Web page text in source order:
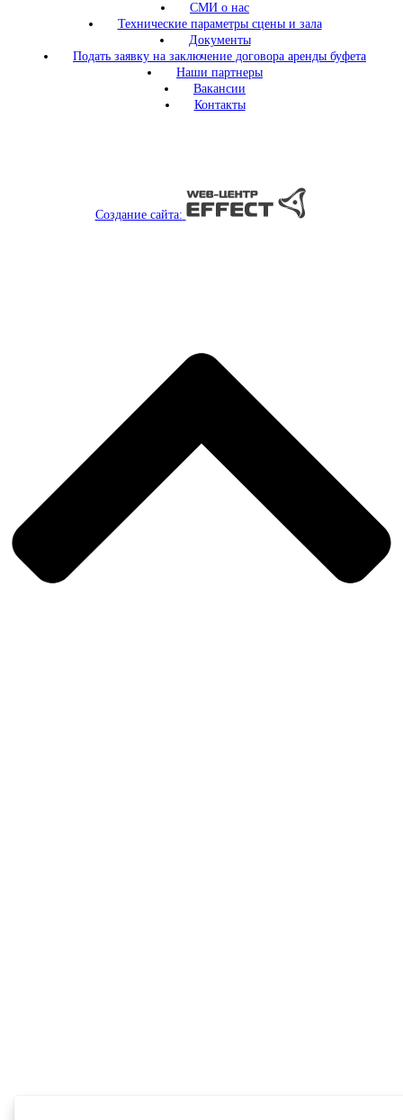
СМИ о нас
Технические параметры сцены и зала
Документы
Подать заявку на заключение договора аренды буфета
Наши партнеры
Вакансии
Контакты
Создание сайта: